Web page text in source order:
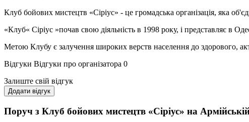
Клуб бойових мистецтв «Сіріус» - це громадська організація, яка
«Клуб« Сіріус »почав свою діяльність в 1998 року, і представляє
Метою Клубу є залучення широких верств населення до здорового,
Відгуки Відгуки про організатора 0
Залиште свій відгук
Додати відгук
Поруч з Клуб бойових мистецтв «Сіріус» на